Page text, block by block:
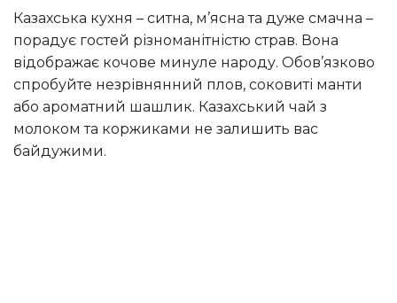
Казахська кухня – ситна, м’ясна та дуже смачна –
порадує гостей різноманітністю страв. Вона
відображає кочове минуле народу. Обов’язково
спробуйте незрівнянний плов, соковиті манти
або ароматний шашлик. Казахський чай з
молоком та коржиками не залишить вас
байдужими.